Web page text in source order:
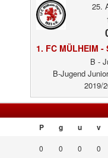
25.
B -
B-Jugend
2019/
P g u v
0 0 0 0